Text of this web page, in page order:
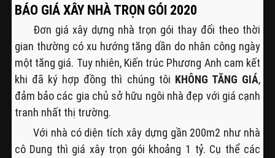
BÁO GIÁ XÂY NHÀ TRỌN GÓI 2020
Đơn giá xây dựng nhà trọn gói thay đổi theo thời
gian thường có xu hướng tăng dần do nhân công ngày
một tăng giá. Tuy nhiên, Kiến trúc Phương Anh cam kết
khi đã ký hợp đồng thì chúng tôi KHÔNG TĂNG GIÁ,
đảm bảo các gia chủ sở hữu ngôi nhà đẹp với giá cạnh
tranh nhất thị trường.
Với nhà có diện tích xây dựng gần 200m2 như nhà
cô Dung thì giá xây trọn gói khoảng 1 tỷ. Cụ thể các